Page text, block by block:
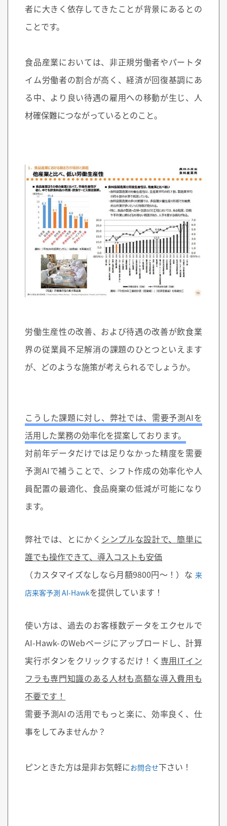
者に大きく依存してきたことが背景にあるとの
ことです。
食品産業においては、非正規労働者やパートタ
イム労働者の割合が高く、経済が回復基調にあ
る中、より良い待遇の雇用への移動が生じ、人
材確保難につながっているとのこと。
労働生産性の改善、および待遇の改善が飲食業
界の従業員不足解消の課題のひとつといえます
が、どのような施策が考えられるでしょうか。
こうした課題に対し、弊社では、需要予測AIを
活用した業務の効率化を提案しております。
対前年データだけでは足りなかった精度を需要
予測AIで補うことで、シフト作成の効率化や人
員配置の最適化、食品廃棄の低減が可能になり
ます。
弊社では、とにかく シンプルな設計で、簡単に
誰でも操作できて、導入コストも安価
（カスタマイズなしなら月額9800円～！）な 来
店来客予測 AI-Hawkを提供しています！
使い方は、過去のお客様数データをエクセルで
AI-Hawk-のWebページにアップロードし、計算
実行ボタンをクリックするだけ！く 専用ITイン
フラも専門知識のある人材も高額な導入費用も
不要です！
需要予測AIの活用でもっと楽に、効率良く、仕
事をしてみませんか？
ピンときた方は是非お気軽にお問合せ下さい！